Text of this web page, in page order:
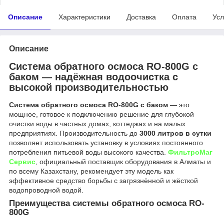
Описание Характеристики Доставка Оплата
Описание
Система обратного осмоса RO-800G с
баком — надёжная водоочистка с
высокой производительностью
Система обратного осмоса RO-800G с баком — это
мощное, готовое к подключению решение для глубокой
очистки воды в частных домах, коттеджах и на малых
предприятиях. Производительность до 3000 литров в сутки
позволяет использовать установку в условиях постоянного
потребления питьевой воды высокого качества. ФильтроМаг
Сервис, официальный поставщик оборудования в Алматы и
по всему Казахстану, рекомендует эту модель как
эффективное средство борьбы с загрязнённой и жёсткой
водопроводной водой.
Преимущества системы обратного осмоса RO-
800G